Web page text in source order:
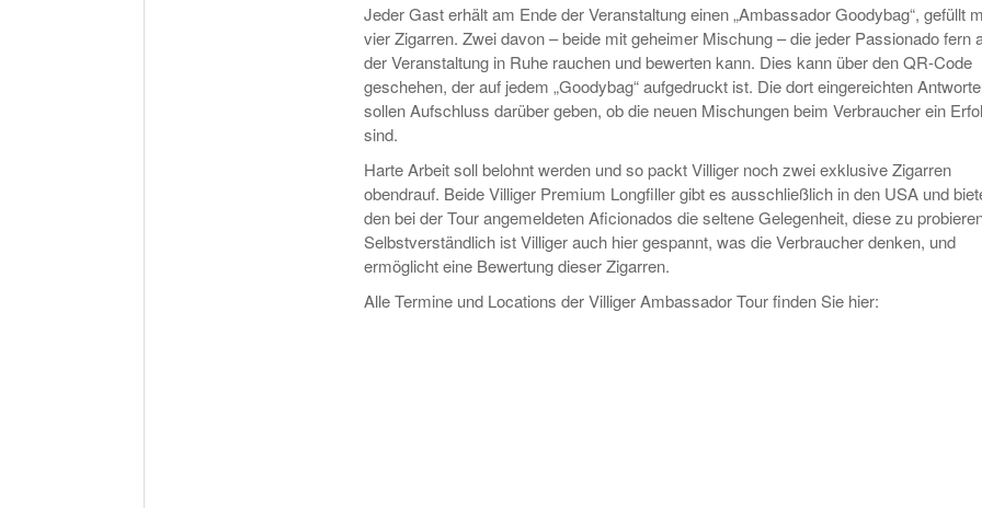
Jeder Gast erhält am Ende der Veranstaltung einen „Ambassador Goodybag“, gefüllt
vier Zigarren. Zwei davon – beide mit geheimer Mischung – die jeder Passionado fern
der Veranstaltung in Ruhe rauchen und bewerten kann. Dies kann über den QR-Code
geschehen, der auf jedem „Goodybag“ aufgedruckt ist. Die dort eingereichten
sollen Aufschluss darüber geben, ob die neuen Mischungen beim Verbraucher ein
sind.
Harte Arbeit soll belohnt werden und so packt Villiger noch zwei exklusive Zigarren
obendrauf. Beide Villiger Premium Longfiller gibt es ausschließlich in den USA und
den bei der Tour angemeldeten Aficionados die seltene Gelegenheit, diese zu
Selbstverständlich ist Villiger auch hier gespannt, was die Verbraucher denken, und
ermöglicht eine Bewertung dieser Zigarren.
Alle Termine und Locations der Villiger Ambassador Tour finden Sie hier: